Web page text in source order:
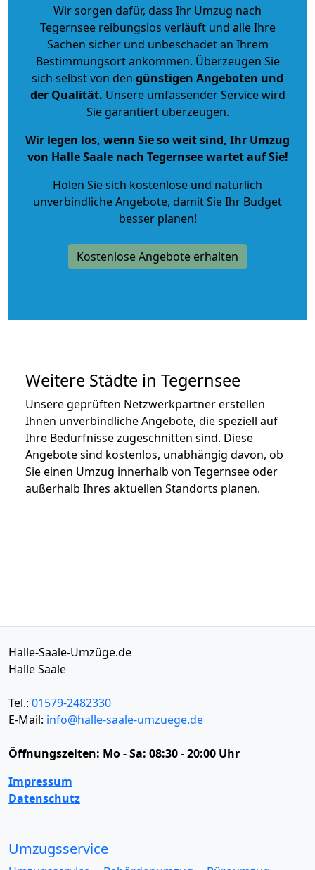
Wir sorgen dafür, dass Ihr Umzug nach
Tegernsee reibungslos verläuft und alle Ihre
Sachen sicher und unbeschadet an Ihrem
Bestimmungsort ankommen. Überzeugen Sie
sich selbst von den günstigen Angeboten und
der Qualität. Unsere umfassender Service wird
Sie garantiert überzeugen.
Wir legen los, wenn Sie so weit sind, Ihr Umzug
von Halle Saale nach Tegernsee wartet auf Sie!
Holen Sie sich kostenlose und natürlich
unverbindliche Angebote, damit Sie Ihr Budget
besser planen!
Kostenlose Angebote erhalten
Weitere Städte in Tegernsee
Unsere geprüften Netzwerkpartner erstellen
Ihnen unverbindliche Angebote, die speziell auf
Ihre Bedürfnisse zugeschnitten sind. Diese
Angebote sind kostenlos, unabhängig davon, ob
Sie einen Umzug innerhalb von Tegernsee oder
außerhalb Ihres aktuellen Standorts planen.
Halle-Saale-Umzüge.de
Halle Saale
Tel.: 01579-2482330
E-Mail: info@halle-saale-umzuege.de
Öffnungszeiten: Mo - Sa: 08:30 - 20:00 Uhr
Impressum
Datenschutz
Umzugsservice